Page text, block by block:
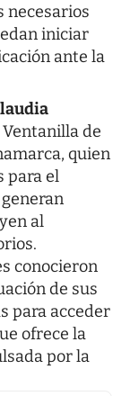
necesarios
iniciar
ante la
de
quien
para el
al
conocieron
de sus
para acceder
ofrece la
por la